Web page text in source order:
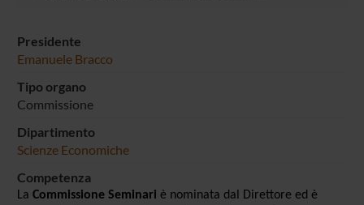
Presidente
Emanuele Bracco
Tipo organo
Commissione
Dipartimento
Scienze Economiche
Competenza
La Commissione Seminari è nominata dal Direttore ed è